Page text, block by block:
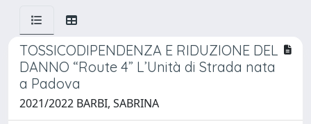
TOSSICODIPENDENZA E RIDUZIONE DEL
DANNO “Route 4” L’Unità di Strada nata
a Padova
2021/2022 BARBI, SABRINA